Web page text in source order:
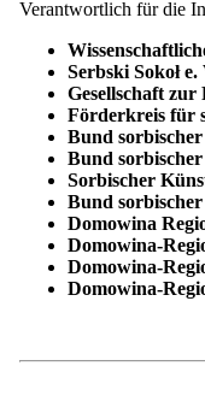
Zapust
> Brandenburg/Sachsen
Siehe Zampern und
Camprowanje
Verkleidete Personen
Verantwortlich für die
Serbski Sokoł e.
Gesellschaft
Förderkreis für
Bund
Bund sorbischer
Sorbischer
Bund
Domowina
Domowina-
Domowina-
Domowina-